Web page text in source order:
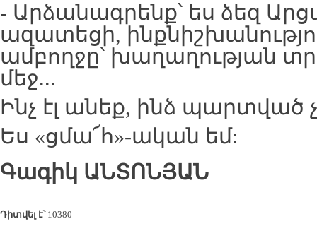
- Արձանագրենք՝ ես ձեզ
ազատեցի,
ամբողջը՝ խաղաղության
մեջ...
Ինչ էլ անեք, ինձ պարտված
Ես «ցմա՜հ»-ական եմ:
Գագիկ ԱՆՏՈՆՅԱՆ
Դիտվել է՝10380